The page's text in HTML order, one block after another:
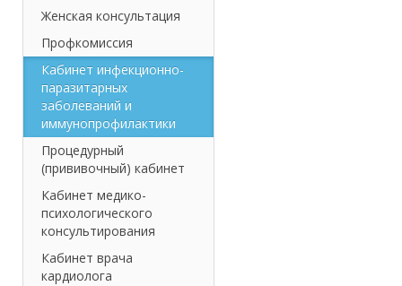
Женская консультация
Профкомиссия
Кабинет инфекционно-
паразитарных
заболеваний и
иммунопрофилактики
Процедурный
(прививочный) кабинет
Кабинет медико-
психологического
консультирования
Кабинет врача
кардиолога